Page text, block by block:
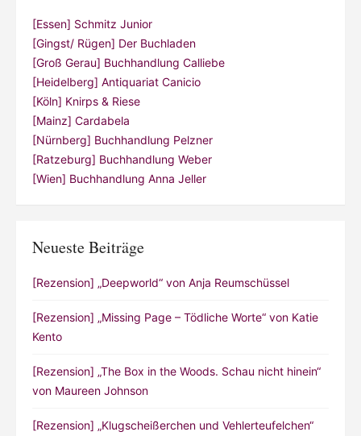
[Essen] Schmitz Junior
[Gingst/ Rügen] Der Buchladen
[Groß Gerau] Buchhandlung Calliebe
[Heidelberg] Antiquariat Canicio
[Köln] Knirps & Riese
[Mainz] Cardabela
[Nürnberg] Buchhandlung Pelzner
[Ratzeburg] Buchhandlung Weber
[Wien] Buchhandlung Anna Jeller
Neueste Beiträge
[Rezension] „Deepworld“ von Anja Reumschüssel
[Rezension] „Missing Page – Tödliche Worte“ von Katie
Kento
[Rezension] „The Box in the Woods. Schau nicht hinein“
von Maureen Johnson
[Rezension] „Klugscheißerchen und Vehlerteufelchen“